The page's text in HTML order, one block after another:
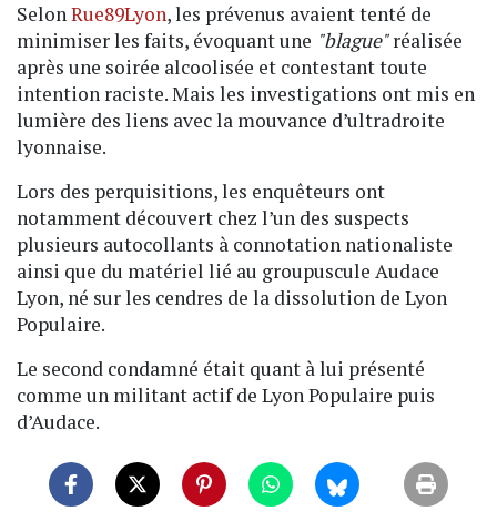
SelonRue89Lyon, les prévenus avaient tenté de
minimiser les faits, évoquant une "blague"réalisée
après une soirée alcoolisée et contestant toute
intention raciste. Mais les investigations ont mis en
lumière des liens avec la mouvance d’ultradroite
lyonnaise.
Lors des perquisitions, les enquêteurs ont
notamment découvert chez l’un des suspects
plusieurs autocollants à connotation nationaliste
ainsi que du matériel lié au groupuscule Audace
Lyon, né sur les cendres de la dissolution de Lyon
Populaire.
Le second condamné était quant à lui présenté
comme un militant actif de Lyon Populaire puis
d’Audace.